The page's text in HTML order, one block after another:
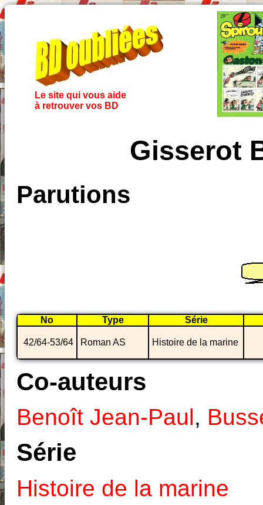
Le site qui vous aide
à retrouver vos BD
Gisserot
Parutions
No Type Série
42/64-53/64 Roman AS Histoire de la marine
Co-auteurs
Benoît Jean-Paul,
Série
Histoire de la marine